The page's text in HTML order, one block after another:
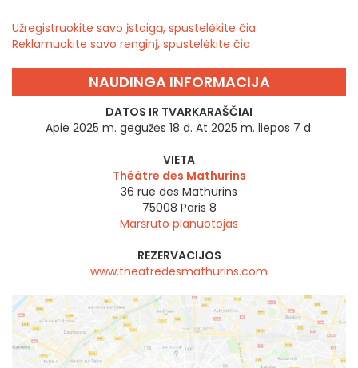
Užregistruokite savo įstaigą, spustelėkite čia
Reklamuokite savo renginį, spustelėkite čia
NAUDINGA INFORMACIJA
DATOS IR TVARKARAŠČIAI
Apie 2025 m. gegužės 18 d. At 2025 m. liepos 7 d.
VIETA
Théâtre des Mathurins
36 rue des Mathurins
75008 Paris 8
Maršruto planuotojas
REZERVACIJOS
www.theatredesmathurins.com